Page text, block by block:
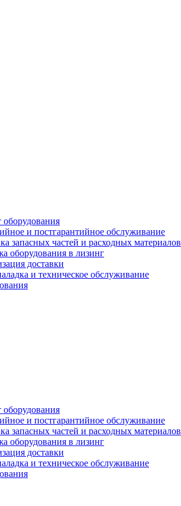
оборудования
и постгарантийное обслуживание
запасных частей и расходных материалов
оборудования в лизинг
доставки
и техническое обслуживание
оборудования
и постгарантийное обслуживание
запасных частей и расходных материалов
оборудования в лизинг
доставки
и техническое обслуживание